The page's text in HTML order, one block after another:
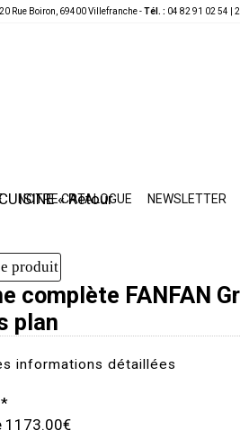
Rue Boiron, 69400 Villefranche -Tél. : 04 82 91 02 54 |
NOTRE CATALOGUE NEWSLETTER
« Retour
complète FANFAN
plan
informations détaillées
*
1173.00€